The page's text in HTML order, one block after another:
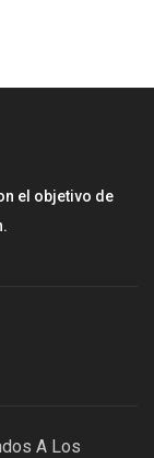
el objetivo de
A Los